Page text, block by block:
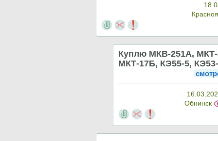
Куплю МКВ-251А,
МКТ-17Б, КЭ55-5,
Обнинск